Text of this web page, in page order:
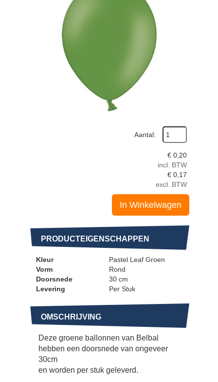
Aantal:
€ 0,20
incl. BTW
€ 0,17
excl. BTW
In Winkelwagen
PRODUCTEIGENSCHAPPEN
Kleur
Pastel Leaf Groen
Vorm
Rond
Doorsnede
30 cm
Levering
Per Stuk
OMSCHRIJVING
Deze groene ballonnen van Belbal
hebben een doorsnede van ongeveer
30cm
en worden per stuk geleverd.